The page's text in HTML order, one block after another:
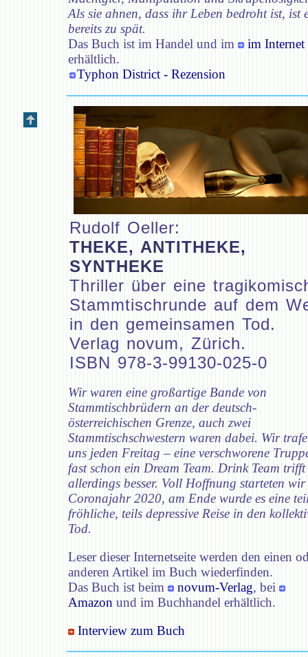
Als sie ahnen, dass ihr Leben bedroht ist, ist
bereits zu spät.
Das Buch ist im Handel und im
im Internet
erhältlich.
Typhon District - Rezension
Rudolf Oeller:
THEKE, ANTITHEKE,
SYNTHEKE
Thriller über eine
Stammtischrunde auf dem
in den gemeinsamen Tod.
Verlag novum, Zürich.
ISBN 978-3-99130-025-0
Wir waren eine großartige Bande von
Stammtischbrüdern an der deutsch-
österreichischen Grenze, auch zwei
Stammtischschwestern waren dabei. Wir
uns jeden Freitag – eine verschworene
fast schon ein Dream Team. Drink Team trifft
allerdings besser. Voll Hoffnung starteten wir
Coronajahr 2020, am Ende wurde es eine
fröhliche, teils depressive Reise in den
Tod.
Leser dieser Internetseite werden den einen
anderen Artikel im Buch wiederfinden.
Das Buch ist beim
novum-Verlag, bei
Amazon und im Buchhandel erhältlich.
Interview zum Buch